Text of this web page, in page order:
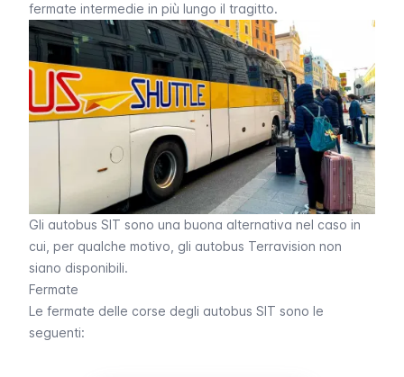
fermate intermedie in più lungo il tragitto.
Gli autobus SIT sono una buona alternativa nel caso in
cui, per qualche motivo, gli autobus Terravision non
siano disponibili.
Fermate
Le fermate delle corse degli autobus SIT sono le
seguenti: